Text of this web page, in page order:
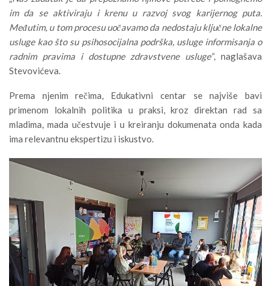
im da se aktiviraju i krenu u razvoj svog karijernog puta.
Međutim, u tom procesu uočavamo da nedostaju ključne lokalne
usluge kao što su psihosocijalna podrška, usluge informisanja o
radnim pravima i dostupne zdravstvene usluge“, naglašava
Stevovićeva.
Prema njenim rečima, Edukativni centar se najviše bavi
primenom lokalnih politika u praksi, kroz direktan rad sa
mladima, mada učestvuje i u kreiranju dokumenata onda kada
ima relevantnu ekspertizu i iskustvo.